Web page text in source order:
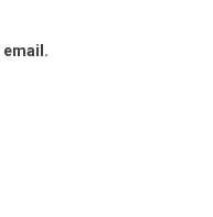
email.